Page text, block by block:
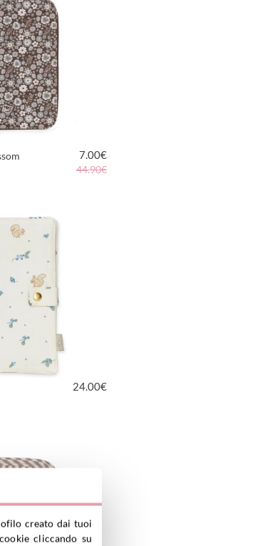
7.00€
44.90€
24.00€
creato dai tuoi
cliccando su